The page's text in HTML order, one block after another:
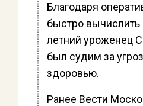
Благодаря
быстро вычислить
летний уроженец
был судим за
здоровью.
Ранее Вести